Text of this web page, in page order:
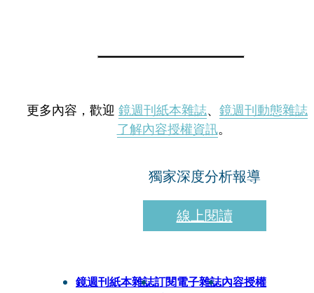
更多內容，歡迎 鏡週刊紙本雜誌、 鏡週刊動態雜誌
了解內容授權資訊。
獨家深度分析報導
線上閱讀
鏡週刊紙本雜誌訂閱電子雜誌內容授權